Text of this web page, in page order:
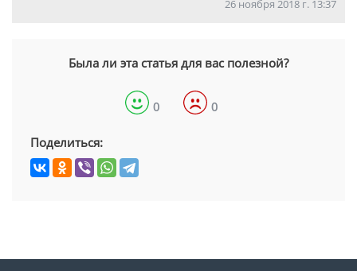
26 ноября 2018 г. 13:37
Была ли эта статья для вас полезной?
0 0
Поделиться: